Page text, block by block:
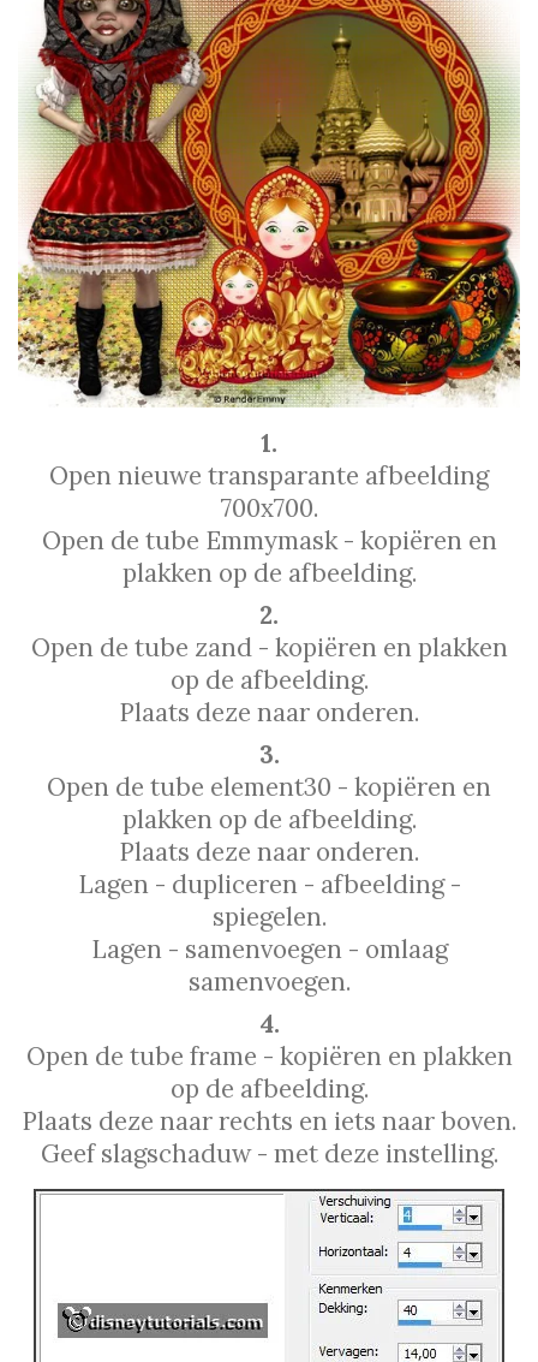
1.
Open nieuwe transparante afbeelding
700x700.
Open de tube Emmymask - kopiëren en
plakken op de afbeelding.
2.
Open de tube zand - kopiëren en plakken
op de afbeelding.
Plaats deze naar onderen.
3.
Open de tube element30 - kopiëren en
plakken op de afbeelding.
Plaats deze naar onderen.
Lagen - dupliceren - afbeelding -
spiegelen.
Lagen - samenvoegen - omlaag
samenvoegen.
4.
Open de tube frame - kopiëren en plakken
op de afbeelding.
Plaats deze naar rechts en iets naar boven.
Geef slagschaduw - met deze instelling.